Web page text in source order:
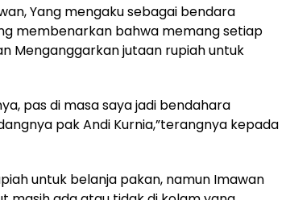
Yang mengaku sebagai bendara
membenarkan bahwa memang setiap
Menganggarkan jutaan rupiah untuk
pas di masa saya jadi bendahara
pak Andi Kurnia,”terangnya kepada
untuk belanja pakan, namun Imawan